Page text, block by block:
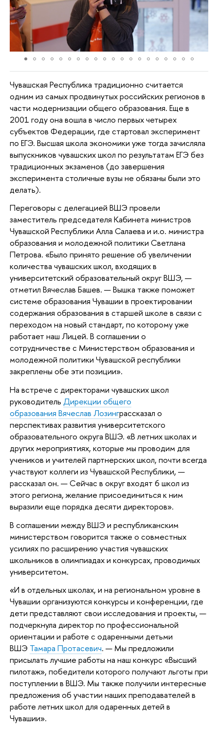
Чувашская Республика традиционно считается
одним из самых продвинутых российских регионов в
части модернизации общего образования. Еще в
2001 году она вошла в число первых четырех
субъектов Федерации, где стартовал эксперимент
по ЕГЭ. Высшая школа экономики уже тогда зачисляла
выпускников чувашских школ по результатам ЕГЭ без
традиционных экзаменов (до завершения
эксперимента столичные вузы не обязаны были это
делать).
Переговоры с делегацией ВШЭ провели
заместитель председателя Кабинета министров
Чувашской Республики Алла Салаева и и.о. министра
образования и молодежной политики Светлана
Петрова. «Было принято решение об увеличении
количества чувашских школ, входящих в
университетский образовательный округ ВШЭ, —
отметил Вячеслав Башев. — Вышка также поможет
системе образования Чувашии в проектировании
содержания образования в старшей школе в связи с
переходом на новый стандарт, по которому уже
работает наш Лицей. В соглашении о
сотрудничестве с Министерством образования и
молодежной политики Чувашской республики
закреплены обе эти позиции».
На встрече с директорами чувашских школ
руководитель Дирекции общего
образования Вячеслав Лозинграссказал о
перспективах развития университетского
образовательного округа ВШЭ. «В летних школах и
других мероприятиях, которые мы проводим для
учеников и учителей партнерских школ, почти всегда
участвуют коллеги из Чувашской Республики, —
рассказал он. — Сейчас в округ входят 6 школ из
этого региона, желание присоединиться к ним
выразили еще порядка десяти директоров».
В соглашении между ВШЭ и республиканским
министерством говорится также о совместных
усилиях по расширению участия чувашских
школьников в олимпиадах и конкурсах, проводимых
университетом.
«И в отдельных школах, и на региональном уровне в
Чувашии организуются конкурсы и конференции, где
дети представляют свои исследования и проекты, —
подчеркнула директор по профессиональной
ориентации и работе с одаренными детьми
ВШЭ Тамара Протасевич. — Мы предложили
присылать лучшие работы на наш конкурс «Высший
пилотаж», победители которого получают льготы при
поступлении в ВШЭ. Мы также получили интересные
предложения об участии наших преподавателей в
работе летних школ для одаренных детей в
Чувашии».